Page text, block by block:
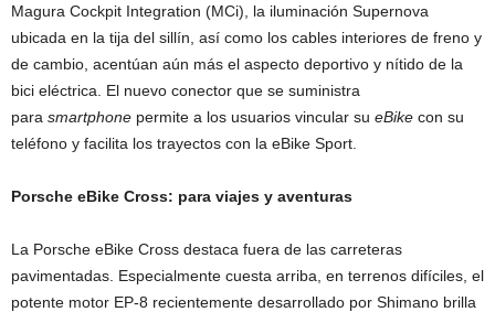
Magura Cockpit Integration (MCi), la iluminación Supernova
ubicada en la tija del sillín, así como los cables interiores de freno y
de cambio, acentúan aún más el aspecto deportivo y nítido de la
bici eléctrica. El nuevo conector que se suministra
para smartphone permite a los usuarios vincular su eBike con su
teléfono y facilita los trayectos con la eBike Sport.
Porsche eBike Cross: para viajes y aventuras
La Porsche eBike Cross destaca fuera de las carreteras
pavimentadas. Especialmente cuesta arriba, en terrenos difíciles, el
potente motor EP-8 recientemente desarrollado por Shimano brilla